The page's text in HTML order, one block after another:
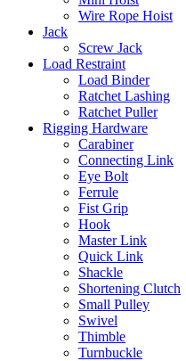
Wire Rope Hoist
Jack
Screw Jack
Load Restraint
Load Binder
Ratchet Lashing
Ratchet Puller
Rigging Hardware
Carabiner
Connecting Link
Eye Bolt
Ferrule
Fist Grip
Hook
Master Link
Quick Link
Shackle
Shortening Clutch
Small Pulley
Swivel
Thimble
Turnbuckle